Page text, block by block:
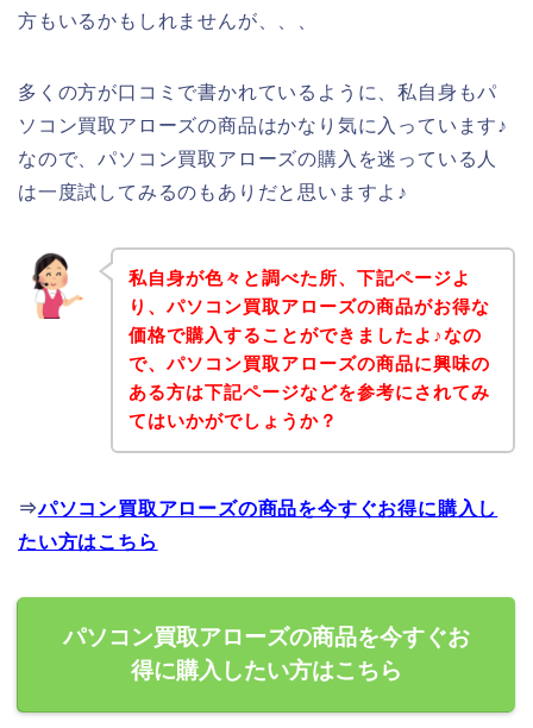
方もいるかもしれませんが、、、
多くの方が口コミで書かれているように、私自身もパ
ソコン買取アローズの商品はかなり気に入っています♪
なので、パソコン買取アローズの購入を迷っている人
は一度試してみるのもありだと思いますよ♪
私自身が色々と調べた所、下記ページよ
り、パソコン買取アローズの商品がお得な
価格で購入することができましたよ♪なの
で、パソコン買取アローズの商品に興味の
ある方は下記ページなどを参考にされてみ
てはいかがでしょうか？
⇒パソコン買取アローズの商品を今すぐお得に購入し
たい方はこちら
パソコン買取アローズの商品を今すぐお
得に購入したい方はこちら